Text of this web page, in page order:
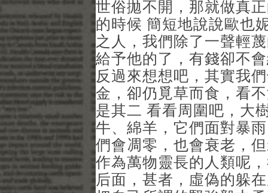
世俗拋不開，那就做真
的時候 簡短地說說歐也
之人，我們除了一聲輕
給予他的了，有錢卻不
反過來想想吧，其實我
金，卻仍覓草而食，看
是其二 看看周圍吧，大
牛、綿羊，它們面對暴
們會凋零，也會衰老，
作為萬物靈長的人類呢
后面，甚者，虛偽的躲